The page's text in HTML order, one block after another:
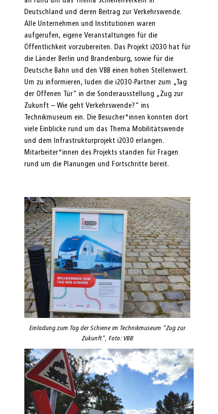
Deutschland und deren Beitrag zur Verkehrswende.
Alle Unternehmen und Institutionen waren
aufgerufen, eigene Veranstaltungen für die
Öffentlichkeit vorzubereiten. Das Projekt i2030 hat für
die Länder Berlin und Brandenburg, sowie für die
Deutsche Bahn und den VBB einen hohen Stellenwert.
Um zu informieren, luden die i2030-Partner zum „Tag
der Offenen Tür“ in die Sonderausstellung „Zug zur
Zukunft – Wie geht Verkehrswende?“ ins
Technikmuseum ein. Die Besucher*innen konnten dort
viele Einblicke rund um das Thema Mobilitätswende
und dem Infrastrukturprojekt i2030 erlangen.
Mitarbeiter*innen des Projekts standen für Fragen
rund um die Planungen und Fortschritte bereit.
Einladung zum Tag der Schiene im Technikmuseum "Zug zur
Zukunft", Foto: VBB